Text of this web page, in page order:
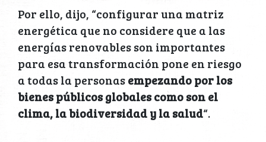
Por ello, dijo, “configurar una matriz
energética que no considere que a las
energías renovables son importantes
para esa transformación pone en riesgo
a todas la personasempezando por los
bienes públicos globales como son el
clima, la biodiversidad y la salud“.